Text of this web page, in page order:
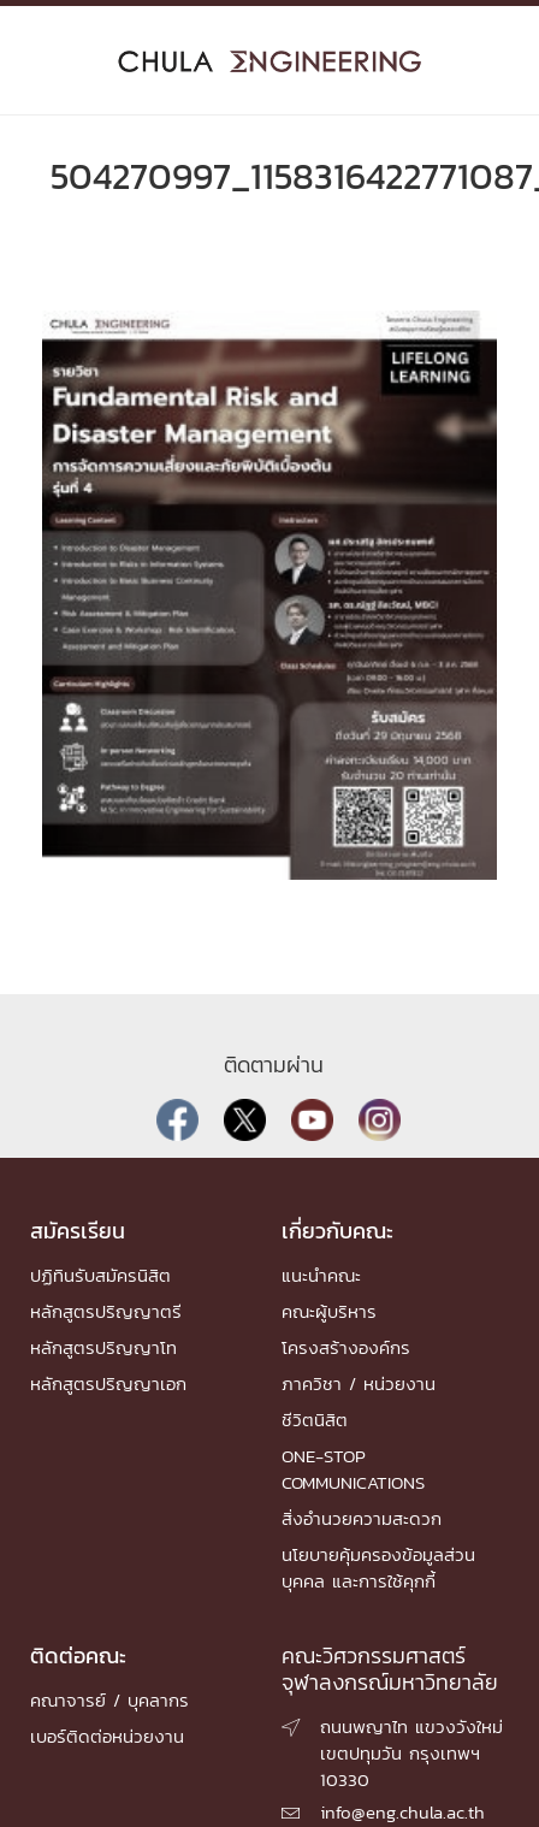
Skip
ติดตามผ่าน
สมัครเรียน
ปฏิทินรับสมัครนิสิต
หลักสูตรปริญญาตรี
หลักสูตรปริญญาโท
หลักสูตรปริญญาเอก
เกี่ยวกับคณะ
แนะนำคณะ
คณะผู้บริหาร
โครงสร้างองค์กร
ภาควิชา / หน่วยงาน
ชีวิตนิสิต
ONE-STOP
COMMUNICATIONS
สิ่งอำนวยความสะดวก
นโยบายคุ้มครองข้อมูลส่วน
บุคคล และการใช้คุกกี้
ติดต่อคณะ
คณาจารย์ / บุคลากร
เบอร์ติดต่อหน่วยงาน
คณะวิศวกรรมศาสตร์
จุฬาลงกรณ์มหาวิทยาลัย

ถนนพญาไท แขวงวังใหม่
เขตปทุมวัน กรุงเทพฯ
10330
 info@eng.chula.ac.th